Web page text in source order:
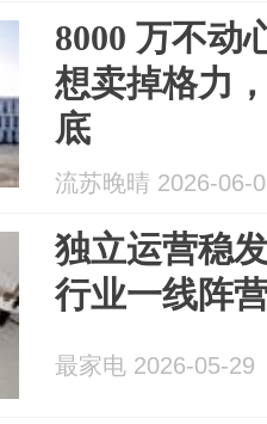
8000 万不动
想卖掉格力
底
流苏晚晴 2026-06-
独立运营稳
行业一线阵
最家电 2026-05-29